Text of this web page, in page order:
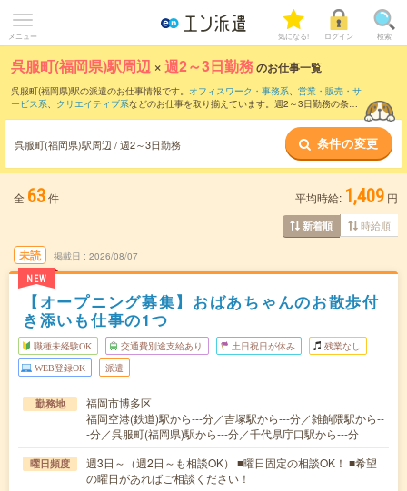
メニュー 気になる! ログイン 検索
呉服町(福岡県)駅周辺 ×週2～3日勤務のお仕事一覧
呉服町(福岡県)駅の派遣のお仕事情報です。 オフィスワーク・事務系、 営業・販売・サ
ービス系、 クリエイティブ系などのお仕事を取り揃えています。週2～3日勤務の条件
呉服町(福岡県)駅周辺 / 週2～3日勤務 条件の変更
全 63件 平均時給: 1,409 円
新着順 時給順
未読
NEW
掲載日 2026/08/07
【オープニング募集】おばあちゃんのお散歩付
き添いも仕事の1つ
職種未経験OK 交通費別途支給あり 土日祝日が休み 残業なし
WEB登録OK 派遣
勤務地
福岡市博多区
福岡空港(鉄道)駅から---分／吉塚駅から---分／雑餉隈駅から--
-分／呉服町(福岡県)駅から---分／千代県庁口駅から---分
曜日頻度
週3日～（週2日～も相談OK） ■曜日固定の相談OK！ ■希望
の曜日があればご相談ください！